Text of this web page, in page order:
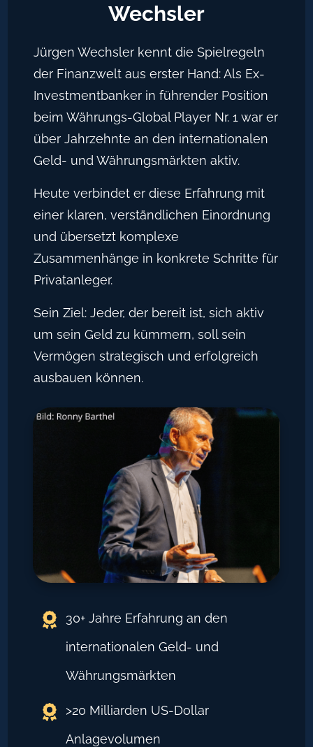
Wechsler
Jürgen Wechsler kennt die Spielregeln
der Finanzwelt aus erster Hand: Als Ex-
Investmentbanker in führender Position
beim Währungs-Global Player Nr. 1 war er
über Jahrzehnte an den internationalen
Geld- und Währungsmärkten aktiv.
Heute verbindet er diese Erfahrung mit
einer klaren, verständlichen Einordnung
und übersetzt komplexe
Zusammenhänge in konkrete Schritte für
Privatanleger.
Sein Ziel: Jeder, der bereit ist, sich aktiv
um sein Geld zu kümmern, soll sein
Vermögen strategisch und erfolgreich
ausbauen können.
30+ Jahre Erfahrung an den
internationalen Geld- und
Währungsmärkten
>20 Milliarden US-Dollar
Anlagevolumen